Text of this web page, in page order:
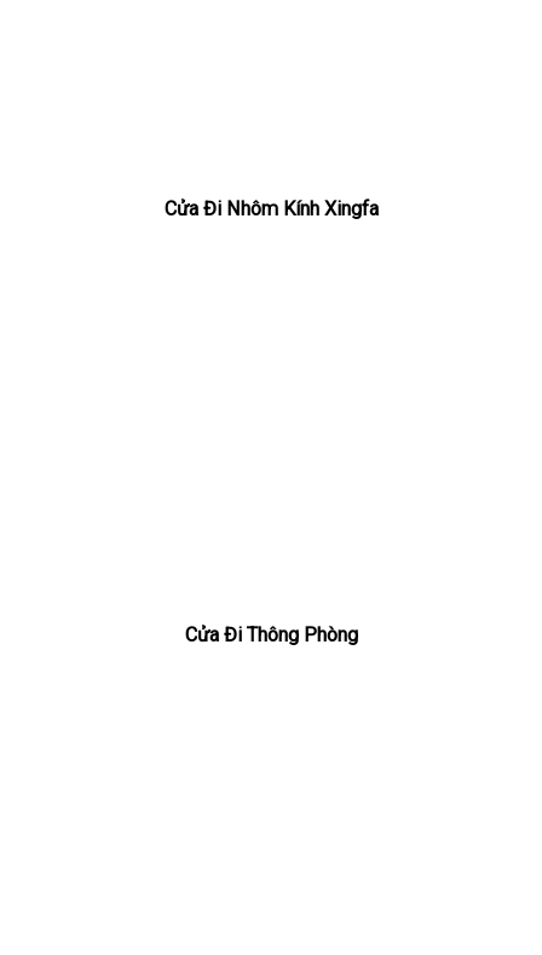
Cửa Đi Nhôm Kính Xingfa
Cửa Đi Thông Phòng